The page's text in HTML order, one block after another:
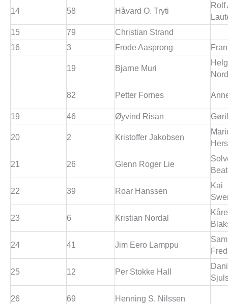
14 58 Håvard O. Tryti
Rolf
15
79
Christian Strand
16
3 Frode Aasprong
19 Bjarne Muri
82 Petter Fornes
19 46 Øyvind Risan
20 2 Kristoffer Jakobsen
21 26 Glenn Roger Lie
22 39 Roar Hanssen
Kai
23 6 Kristian Nordal
Kåre
24 41 Jim Eero Lamppu
25 12 Per Stokke Hall
26 69 Henning S. Nilssen